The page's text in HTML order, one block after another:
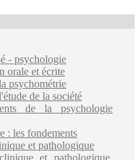
- psychologie
orale et écrite
psychométrie
de la société
de la psychologie
: les fondements
et pathologique
et pathologique.